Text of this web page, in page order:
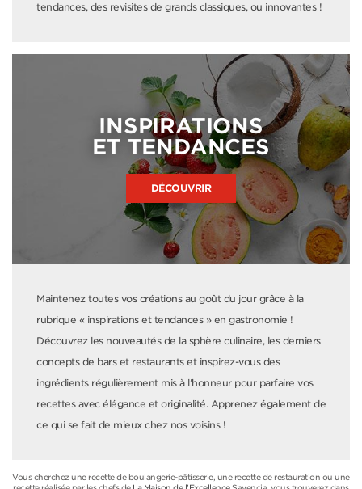
tendances, des revisites de grands classiques, ou innovantes !
INSPIRATIONS
ET TENDANCES
DÉCOUVRIR
Maintenez toutes vos créations au goût du jour grâce à la
rubrique « inspirations et tendances » en gastronomie !
Découvrez les nouveautés de la sphère culinaire, les derniers
concepts de bars et restaurants et inspirez-vous des
ingrédients régulièrement mis à l’honneur pour parfaire vos
recettes avec élégance et originalité. Apprenez également de
ce qui se fait de mieux chez nos voisins !
Vous cherchez une recette de boulangerie-pâtisserie, une recette de restauration ou une